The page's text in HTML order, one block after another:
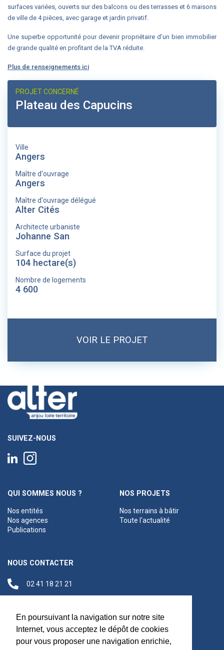
En poursuivant la navigation sur notre site
Internet, vous acceptez le dépôt de cookies
pour vous proposer une navigation enrichie,
surfaces variées, ouverts sur des balcons ou des terrasses et 6 maisons
de ville de 4 pièces, avec garage et jardin privatif.
Une superbe opportunité pour devenir propriétaire d’un bien immobilier
de grande qualité en profitant de la TVA réduite.
Plus de renseignements ici
PROJET CONCERNÉ
Plateau des Capucins
Ville
Angers
Maître d'ouvrage
Angers
Maître d'ouvrage délégué
Alter Cités
Architecte urbaniste
Johanne San
Surface du projet
104 hectare(s)
Nombre de logements
4 600
VOIR LE PROJET
SUIVEZ-NOUS
QUI SOMMES NOUS ?
Nos entités
Nos agences
Publications
NOS PROJETS
Nos terrains à bâtir
Toute l'actualité
NOUS CONTACTER
02 41 18 21 21
Siège social
Maréchal Foch,
49100 Angers